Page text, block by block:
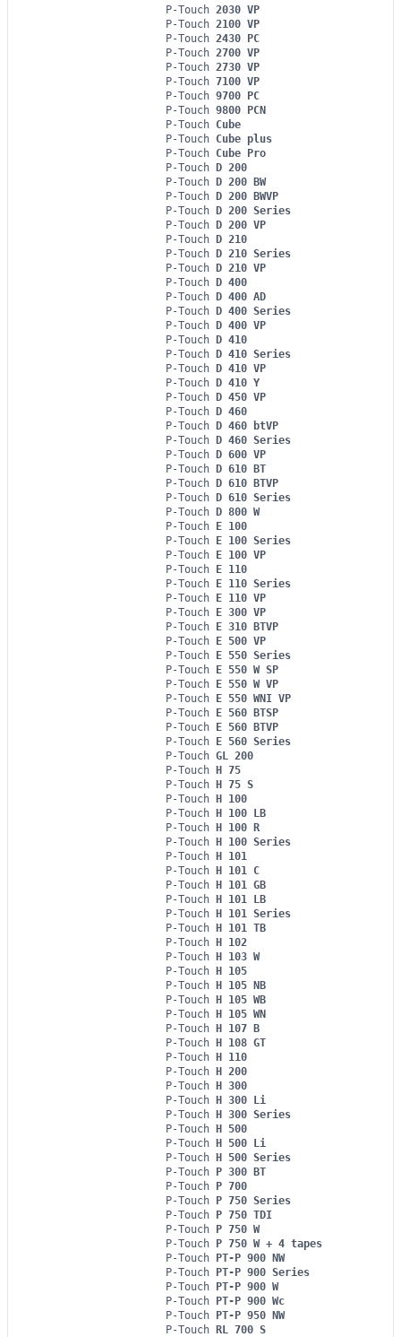
P-Touch 2030 VP
P-Touch 2100 VP
P-Touch 2430 PC
P-Touch 2700 VP
P-Touch 2730 VP
P-Touch 7100 VP
P-Touch 9700 PC
P-Touch 9800 PCN
P-Touch Cube
P-Touch Cube plus
P-Touch Cube Pro
P-Touch D 200
P-Touch D 200 BW
P-Touch D 200 BWVP
P-Touch D 200 Series
P-Touch D 200 VP
P-Touch D 210
P-Touch D 210 Series
P-Touch D 210 VP
P-Touch D 400
P-Touch D 400 AD
P-Touch D 400 Series
P-Touch D 400 VP
P-Touch D 410
P-Touch D 410 Series
P-Touch D 410 VP
P-Touch D 410 Y
P-Touch D 450 VP
P-Touch D 460
P-Touch D 460 btVP
P-Touch D 460 Series
P-Touch D 600 VP
P-Touch D 610 BT
P-Touch D 610 BTVP
P-Touch D 610 Series
P-Touch D 800 W
P-Touch E 100
P-Touch E 100 Series
P-Touch E 100 VP
P-Touch E 110
P-Touch E 110 Series
P-Touch E 110 VP
P-Touch E 300 VP
P-Touch E 310 BTVP
P-Touch E 500 VP
P-Touch E 550 Series
P-Touch E 550 W SP
P-Touch E 550 W VP
P-Touch E 550 WNI VP
P-Touch E 560 BTSP
P-Touch E 560 BTVP
P-Touch E 560 Series
P-Touch GL 200
P-Touch H 75
P-Touch H 75 S
P-Touch H 100
P-Touch H 100 LB
P-Touch H 100 R
P-Touch H 100 Series
P-Touch H 101
P-Touch H 101 C
P-Touch H 101 GB
P-Touch H 101 LB
P-Touch H 101 Series
P-Touch H 101 TB
P-Touch H 102
P-Touch H 103 W
P-Touch H 105
P-Touch H 105 NB
P-Touch H 105 WB
P-Touch H 105 WN
P-Touch H 107 B
P-Touch H 108 GT
P-Touch H 110
P-Touch H 200
P-Touch H 300
P-Touch H 300 Li
P-Touch H 300 Series
P-Touch H 500
P-Touch H 500 Li
P-Touch H 500 Series
P-Touch P 300 BT
P-Touch P 700
P-Touch P 750 Series
P-Touch P 750 TDI
P-Touch P 750 W
P-Touch P 750 W + 4 tapes
P-Touch PT-P 900 NW
P-Touch PT-P 900 Series
P-Touch PT-P 900 W
P-Touch PT-P 900 Wc
P-Touch PT-P 950 NW
P-Touch RL 700 S